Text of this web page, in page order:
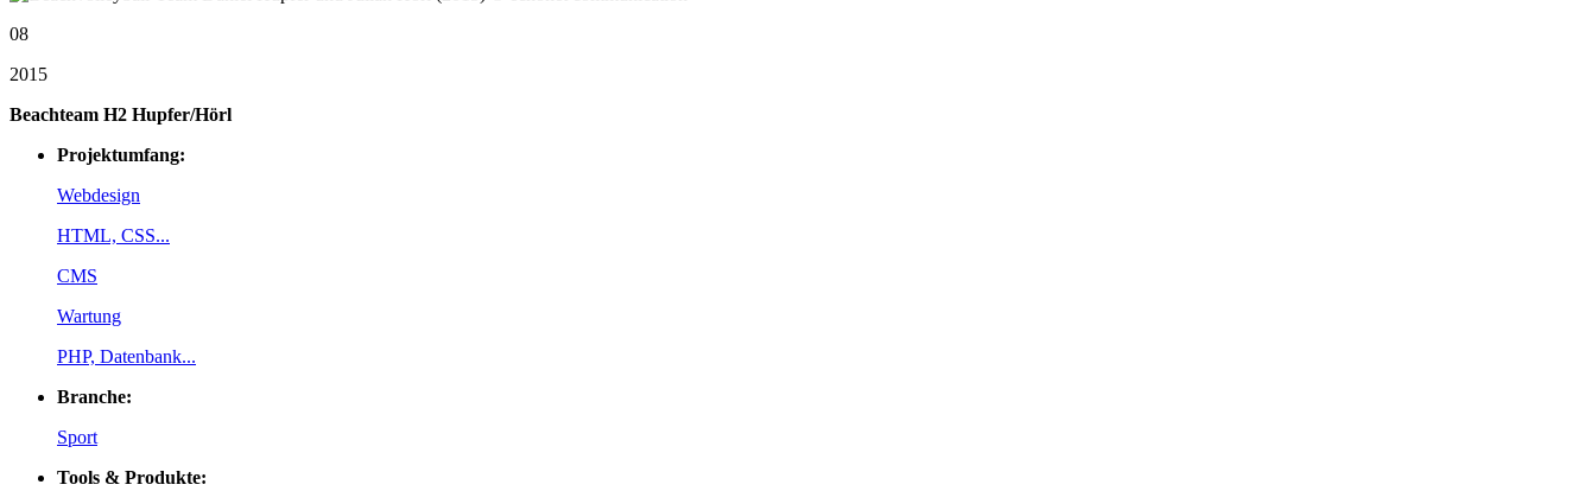
08
2015
Beachteam H2 Hupfer/Hörl
Projektumfang:
Webdesign
HTML, CSS...
CMS
Wartung
PHP, Datenbank...
Branche:
Sport
Tools & Produkte: